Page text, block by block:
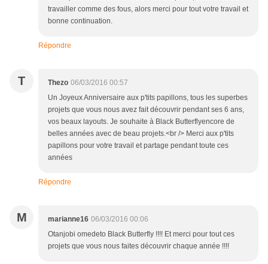
travailler comme des fous, alors merci pour tout votre travail et
bonne continuation.
Répondre
T Thezo 06/03/2016 00:57
Un Joyeux Anniversaire aux p'tits papillons, tous les superbes
projets que vous nous avez fait découvrir pendant ses 6 ans,
vos beaux layouts. Je souhaite à Black Butterflyencore de
belles années avec de beau projets.<br /> Merci aux p'tits
papillons pour votre travail et partage pendant toute ces
années
Répondre
M marianne16 06/03/2016 00:06
Otanjobi omedeto Black Butterfly !!!! Et merci pour tout ces
projets que vous nous faites découvrir chaque année !!!!